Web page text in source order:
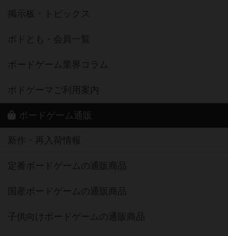
掲示板・トピックス
ボドとも・会員一覧
ボードゲーム業界コラム
ボドゲーマご利用案内
ボードゲーム通販
新作・再入荷情報
定番ボードゲームの通販商品
国産ボードゲームの通販商品
子供向けボードゲームの通販商品